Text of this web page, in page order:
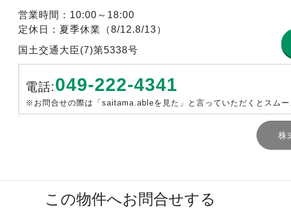
営業時間：10:00～18:00
定休日：夏季休業（8/12.8/13）
国土交通大臣(7)第5338号
電話:049-222-4341
※お問合せの際は「saitama.ableを見た」と言っていただくとスムー
株
この物件へお問合せする